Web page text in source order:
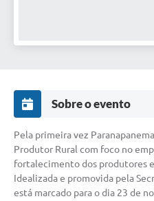
Sobre o evento
Pela primeira vez
Produtor Rural com foco no
fortalecimento dos produtores
Idealizada e promovida pela
está marcado para o dia 23 de